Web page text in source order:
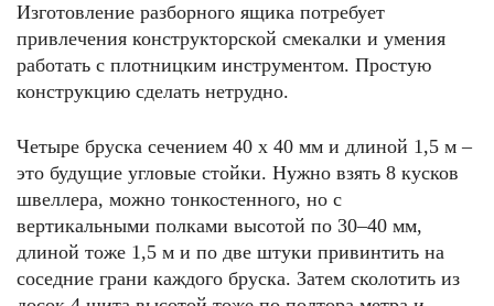
Изготовление разборного ящика потребует
привлечения конструкторской смекалки и умения
работать с плотницким инструментом. Простую
конструкцию сделать нетрудно.
Четыре бруска сечением 40 х 40 мм и длиной 1,5 м –
это будущие угловые стойки. Нужно взять 8 кусков
швеллера, можно тонкостенного, но с
вертикальными полками высотой по 30–40 мм,
длиной тоже 1,5 м и по две штуки привинтить на
соседние грани каждого бруска. Затем сколотить из